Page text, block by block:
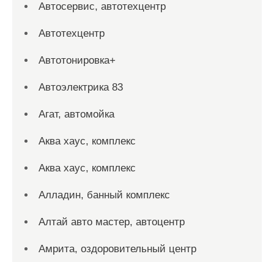
Автосервис, автотехцентр
Автотехцентр
Автотонировка+
Автоэлектрика 83
Агат, автомойка
Аква хаус, комплекс
Аква хаус, комплекс
Алладин, банный комплекс
Алтай авто мастер, автоцентр
Амрита, оздоровительный центр